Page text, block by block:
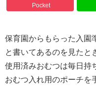
Pocket
保育園からもらった入園
と書いてあるのを見たと
使用済みおむつは毎日持
おむつ入れ用のポーチを